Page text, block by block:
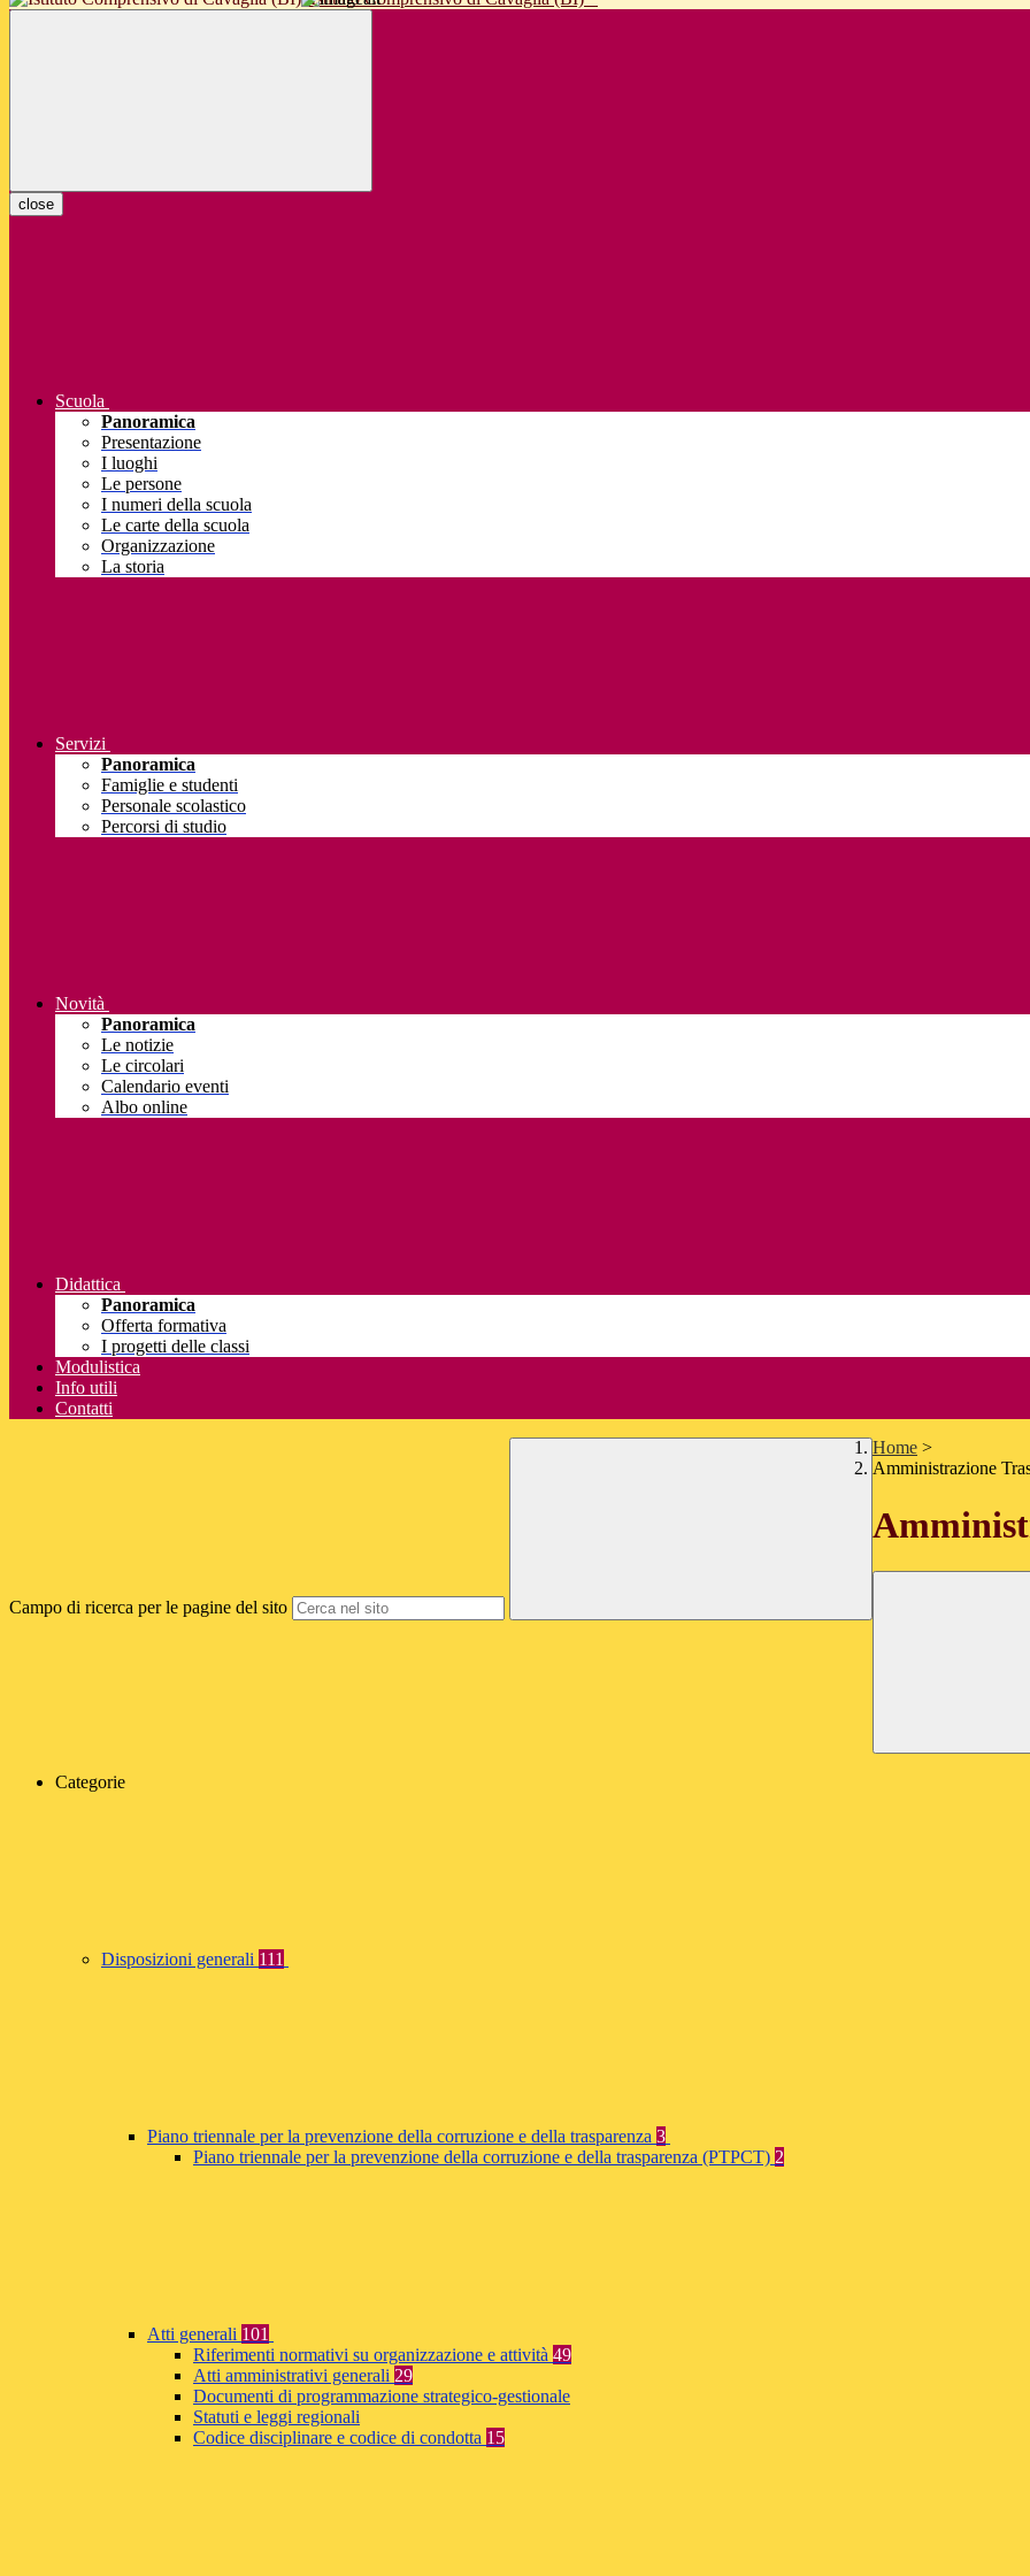
close
Scuola
Panoramica
Presentazione
I luoghi
Le persone
I numeri della scuola
Le carte della scuola
Organizzazione
La storia
Servizi
Panoramica
Famiglie e studenti
Personale scolastico
Percorsi di studio
Novità
Panoramica
Le notizie
Le circolari
Calendario eventi
Albo online
Didattica
Panoramica
Offerta formativa
I progetti delle classi
Modulistica
Info utili
Contatti
Campo di ricerca per le pagine del sito
Home >
Amministrazione
Categorie
Disposizioni generali 111
Piano triennale per la prevenzione della corruzione e della trasparenza 3
Piano triennale per la prevenzione della corruzione e della trasparenza (PTPCT) 2
Atti generali 101
Riferimenti normativi su organizzazione e attività 49
Atti amministrativi generali 29
Documenti di programmazione strategico-gestionale
Statuti e leggi regionali
Codice disciplinare e codice di condotta 15